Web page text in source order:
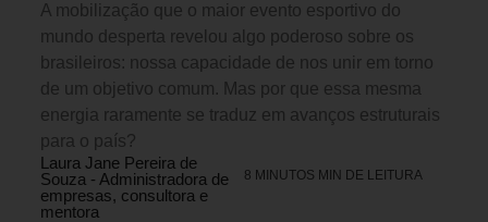
A mobilização que o maior evento esportivo do
mundo desperta revelou algo poderoso sobre os
brasileiros: nossa capacidade de nos unir em torno
de um objetivo comum. Mas por que essa mesma
energia raramente se traduz em avanços estruturais
para o país?
Laura Jane Pereira de
Souza - Administradora de
empresas, consultora e
mentora
8 MINUTOS MIN DE LEITURA